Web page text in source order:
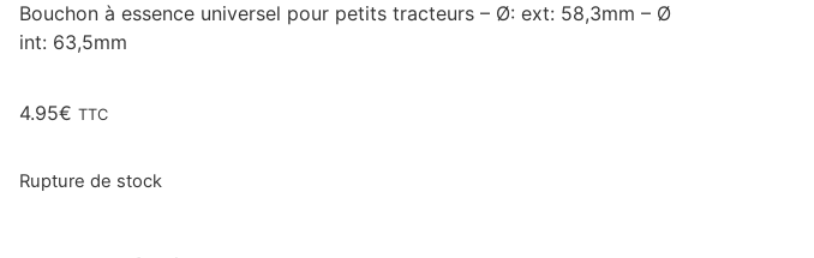
Bouchon à essence universel pour petits tracteurs – Ø: ext: 58,3mm – Ø
int: 63,5mm
4.95€ TTC
Rupture de stock